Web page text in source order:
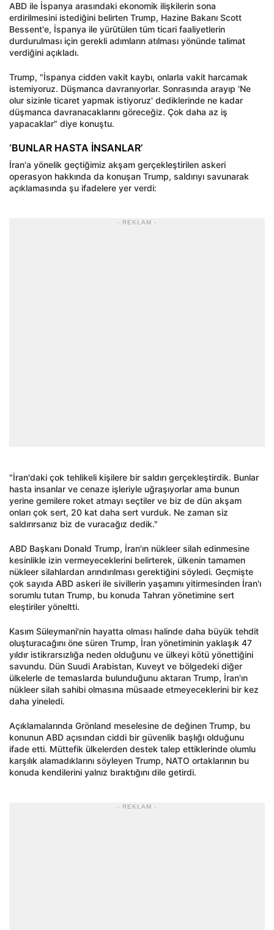
ABD ile İspanya arasındaki ekonomik ilişkilerin sona
erdirilmesini istediğini belirten Trump, Hazine Bakanı Scott
Bessent'e, İspanya ile yürütülen tüm ticari faaliyetlerin
durdurulması için gerekli adımların atılması yönünde talimat
verdiğini açıkladı.
Trump, "İspanya cidden vakit kaybı, onlarla vakit harcamak
istemiyoruz. Düşmanca davranıyorlar. Sonrasında arayıp 'Ne
olur sizinle ticaret yapmak istiyoruz' dediklerinde ne kadar
düşmanca davranacaklarını göreceğiz. Çok daha az iş
yapacaklar" diye konuştu.
‘BUNLAR HASTA İNSANLAR’
İran'a yönelik geçtiğimiz akşam gerçekleştirilen askeri
operasyon hakkında da konuşan Trump, saldırıyı savunarak
açıklamasında şu ifadelere yer verdi:
- REKLAM -
"İran'daki çok tehlikeli kişilere bir saldırı gerçekleştirdik. Bunlar
hasta insanlar ve cenaze işleriyle uğraşıyorlar ama bunun
yerine gemilere roket atmayı seçtiler ve biz de dün akşam
onları çok sert, 20 kat daha sert vurduk. Ne zaman siz
saldırırsanız biz de vuracağız dedik."
ABD Başkanı Donald Trump, İran'ın nükleer silah edinmesine
kesinlikle izin vermeyeceklerini belirterek, ülkenin tamamen
nükleer silahlardan arındırılması gerektiğini söyledi. Geçmişte
çok sayıda ABD askeri ile sivillerin yaşamını yitirmesinden İran'ı
sorumlu tutan Trump, bu konuda Tahran yönetimine sert
eleştiriler yöneltti.
Kasım Süleymani'nin hayatta olması halinde daha büyük tehdit
oluşturacağını öne süren Trump, İran yönetiminin yaklaşık 47
yıldır istikrarsızlığa neden olduğunu ve ülkeyi kötü yönettiğini
savundu. Dün Suudi Arabistan, Kuveyt ve bölgedeki diğer
ülkelerle de temaslarda bulunduğunu aktaran Trump, İran'ın
nükleer silah sahibi olmasına müsaade etmeyeceklerini bir kez
daha yineledi.
Açıklamalarında Grönland meselesine de değinen Trump, bu
konunun ABD açısından ciddi bir güvenlik başlığı olduğunu
ifade etti. Müttefik ülkelerden destek talep ettiklerinde olumlu
karşılık alamadıklarını söyleyen Trump, NATO ortaklarının bu
konuda kendilerini yalnız bıraktığını dile getirdi.
- REKLAM -